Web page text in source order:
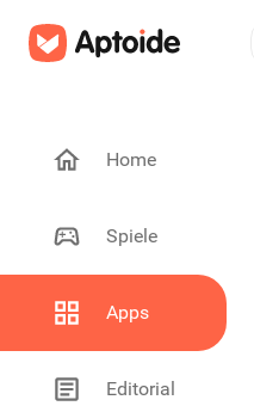
Home
Spiele
Apps
Editorial